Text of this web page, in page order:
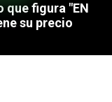
que figura "EN
su precio